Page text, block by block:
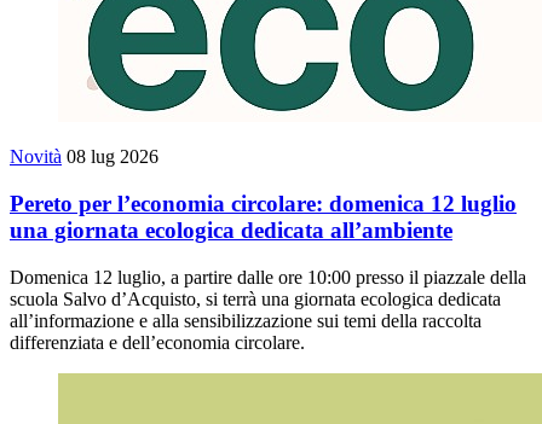
Novità 08 lug 2026
Pereto per l’economia circolare: domenica 12 luglio
una giornata ecologica dedicata all’ambiente
Domenica 12 luglio, a partire dalle ore 10:00 presso il piazzale della
scuola Salvo d’Acquisto, si terrà una giornata ecologica dedicata
all’informazione e alla sensibilizzazione sui temi della raccolta
differenziata e dell’economia circolare.